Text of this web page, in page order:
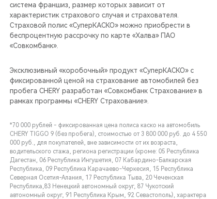
система франшиз, размер которых зависит от
характеристик страхового случая и страхователя.
Страховой полис «СуперКАСКО» можно приобрести в
беспроцентную рассрочку по карте «Халва» ПАО
«Совкомбанк».
Эксклюзивный «коробочный» продукт «СуперКАСКО» с
фиксированной ценой на страхование автомобилей без
пробега CHERY разработан «Совкомбанк Страхование» в
рамках программы «CHERY Страхование».
*70 000 рублей - фиксированная цена полиса каско на автомобиль
CHERY TIGGO 9 (без пробега), стоимостью от 3 800 000 руб. до 4 550
000 руб., для покупателей, вне зависимости от их возраста,
водительского стажа, региона регистрации (кроме: 05 Республика
Дагестан, 06 Республика Ингушетия, 07 Кабардино-Балкарская
Республика, 09 Республика Карачаево-Черкесия, 15 Республика
Северная Осетия-Алания, 17 Республика Тыва, 20 Чеченская
Республика,83 Ненецкий автономный округ, 87 Чукотский
автономный округ, 91 Республика Крым, 92 Севастополь), характера